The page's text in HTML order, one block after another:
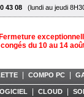
43 08 (lundi au jeudi
Fermeture
congés du 10 au 14
COMPO PC
CLOUD